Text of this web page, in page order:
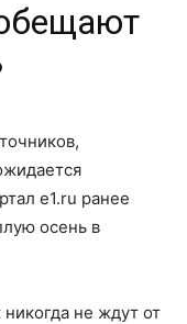
e1.ru ранее
осень в
не ждут от